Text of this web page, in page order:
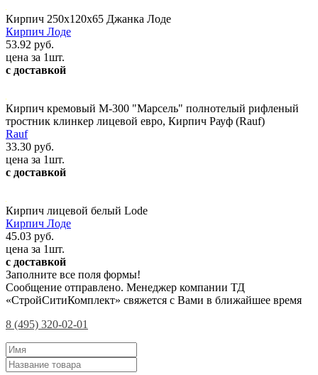
Кирпич 250x120x65 Джанка Лоде
Кирпич Лоде
53.92 руб.
цена за 1шт.
с доставкой
Кирпич кремовый М-300 "Марсель" полнотелый рифленый
тростник клинкер лицевой евро, Кирпич Рауф (Rauf)
Rauf
33.30 руб.
цена за 1шт.
с доставкой
Кирпич лицевой белый Lode
Кирпич Лоде
45.03 руб.
цена за 1шт.
с доставкой
Заполните все поля формы!
Сообщение отправлено. Менеджер компании ТД
«СтройСитиКомплект» свяжется с Вами в ближайшее время
8 (495) 320-02-01